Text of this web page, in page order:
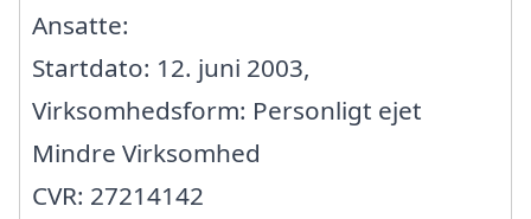
Ansatte:
Startdato: 12. juni 2003,
Virksomhedsform: Personligt ejet
Mindre Virksomhed
CVR: 27214142